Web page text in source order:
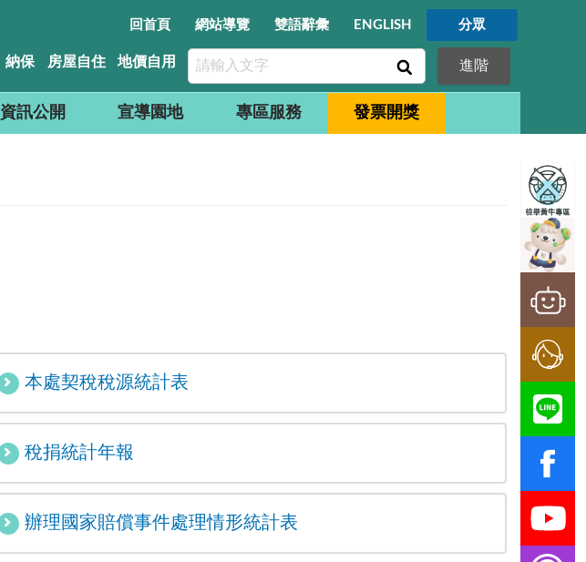
回首頁 網站導覽 雙語辭彙 ENGLISH 分眾
納保 房屋自住 地價自用 進階
資訊公開 宣導園地 專區服務 發票開獎
本處契稅稅源統計表
稅捐統計年報
辦理國家賠償事件處理情形統計表